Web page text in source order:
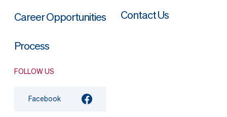
Career Opportunities
Process
Contact Us
FOLLOW US
Facebook